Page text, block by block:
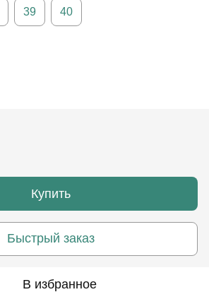
39 40
Купить
Быстрый заказ
В избранное